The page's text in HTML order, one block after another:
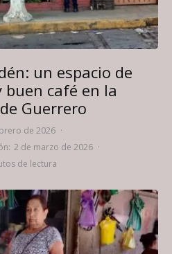
un espacio de
café en la
Guerrero
de 2026 ·
2 de marzo de 2026 ·
de lectura